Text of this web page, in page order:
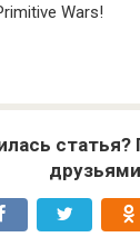
Wars!
статья?